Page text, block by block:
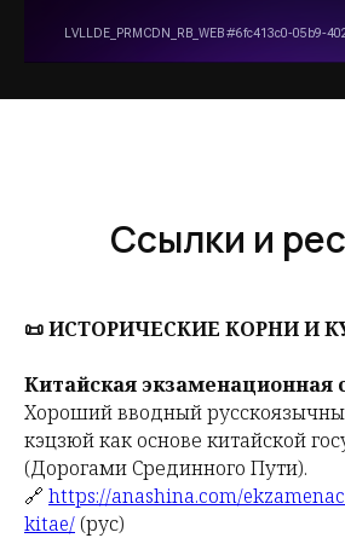
Ссылки и
📜 ИСТОРИЧЕСКИЕ КОРНИ И
Китайская экзаменационная
Хороший вводный
кэцзюй как основе китайской
(Дорогами Срединного Пути).
🔗 https://anashina.com/
kitae/ (рус)